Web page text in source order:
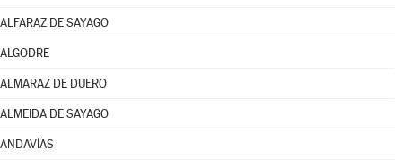
ALFARAZ DE SAYAGO
ALGODRE
ALMARAZ DE DUERO
ALMEIDA DE SAYAGO
ANDAVÍAS